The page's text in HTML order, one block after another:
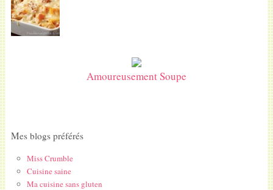
Amoureusement Soupe
Mes blogs préférés
Miss Crumble
Cuisine saine
Ma cuisine sans gluten